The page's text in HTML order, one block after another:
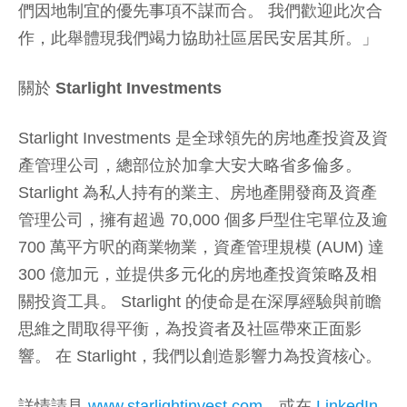
們因地制宜的優先事項不謀而合。 我們歡迎此次合
作，此舉體現我們竭力協助社區居民安居其所。」
關於 Starlight Investments
Starlight Investments 是全球領先的房地產投資及資
產管理公司，總部位於加拿大安大略省多倫多。
Starlight 為私人持有的業主、房地產開發商及資產
管理公司，擁有超過 70,000 個多戶型住宅單位及逾
700 萬平方呎的商業物業，資產管理規模 (AUM) 達
300 億加元，並提供多元化的房地產投資策略及相
關投資工具。 Starlight 的使命是在深厚經驗與前瞻
思維之間取得平衡，為投資者及社區帶來正面影
響。 在 Starlight，我們以創造影響力為投資核心。